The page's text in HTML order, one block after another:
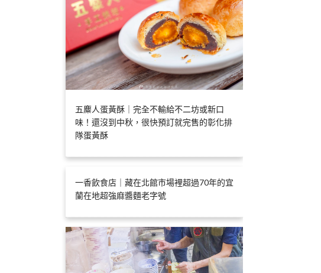
五麋人蛋黃酥｜完全不輸給不二坊或新口
味！還沒到中秋，很快預訂就完售的彰化排
隊蛋黃酥
一香飲食店｜藏在北館市場裡超過70年的宜
蘭在地超強麻醬麵老字號